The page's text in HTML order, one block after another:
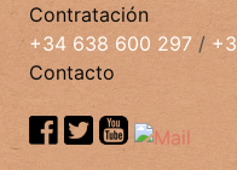
Contratación
+34 638 600 297 /
Contacto